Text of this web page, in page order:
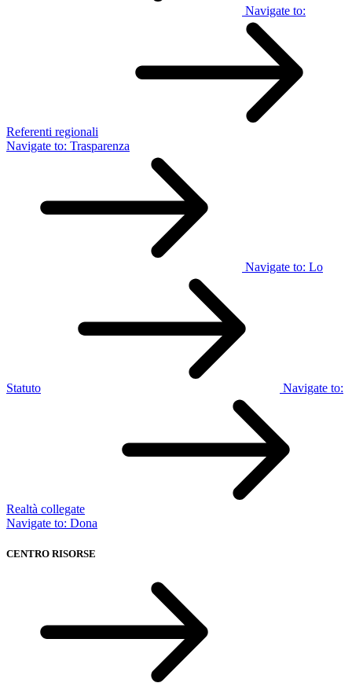
Navigate to:
Referenti regionali
Navigate to: Trasparenza
Navigate to: Lo
Statuto Navigate to:
Realtà collegate
Navigate to: Dona
CENTRO RISORSE